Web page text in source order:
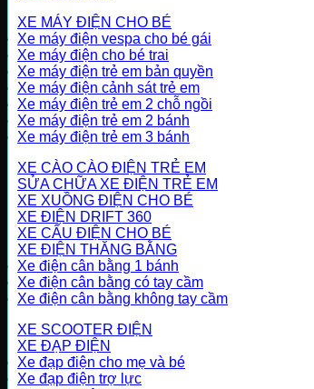
XE MÁY ĐIỆN CHO BÉ
Xe máy điện vespa cho bé gái
Xe máy điện cho bé trai
Xe máy điện trẻ em bản quyền
Xe máy điện cảnh sát trẻ em
Xe máy điện trẻ em 2 chỗ ngồi
Xe máy điện trẻ em 2 bánh
Xe máy điện trẻ em 3 bánh
XE CÀO CÀO ĐIỆN TRẺ EM
SỬA CHỮA XE ĐIỆN TRẺ EM
XE XUỒNG ĐIỆN CHO BÉ
XE ĐIỆN DRIFT 360
XE CẨU ĐIỆN CHO BÉ
XE ĐIỆN THĂNG BẰNG
Xe điện cân bằng 1 bánh
Xe điện cân bằng có tay cầm
Xe điện cân bằng không tay cầm
XE SCOOTER ĐIỆN
XE ĐẠP ĐIỆN
Xe đạp điện cho mẹ và bé
Xe đạp điện trợ lực